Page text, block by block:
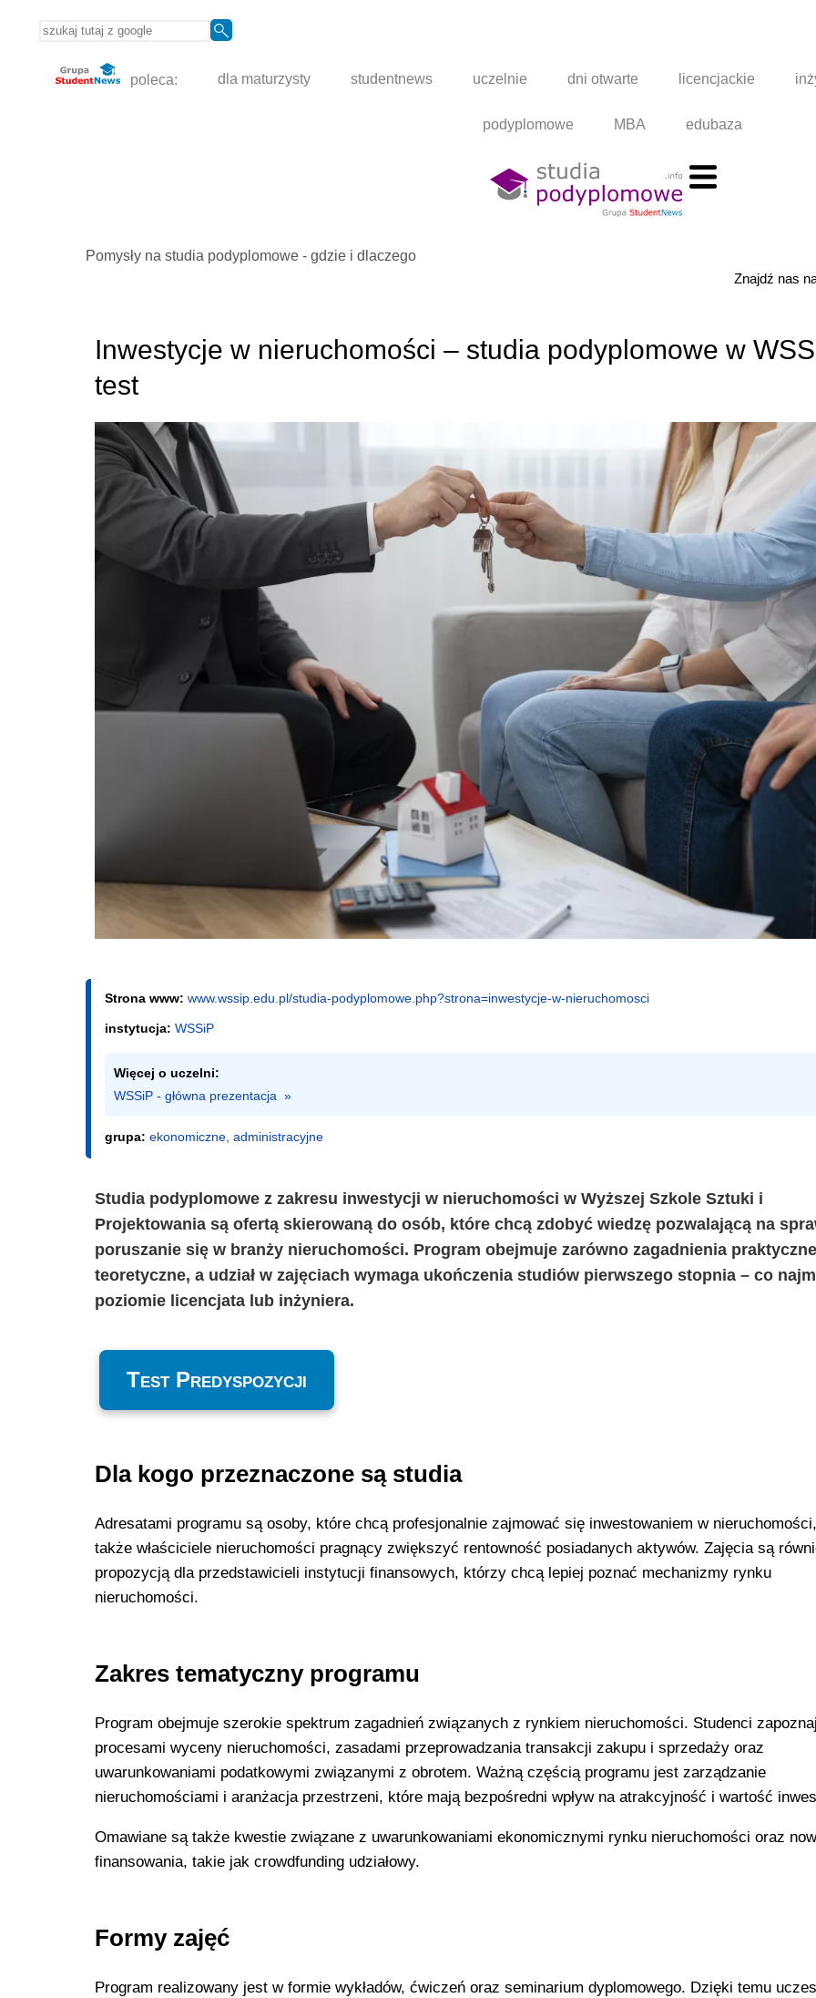
poleca: dla maturzysty studentnews uczelnie dni otwarte licencjackie
podyplomowe MBA edubaza
Pomysły na studia podyplomowe - gdzie i dlaczego
Znajdź nas
Inwestycje w nieruchomości – studia podyplomowe w
test
Strona www: www.wssip.edu.pl/studia-podyplomowe.php?strona=inwestycje-w-nieruchomosci
instytucja: WSSiP
Więcej o uczelni:
WSSiP - główna prezentacja  »
grupa: ekonomiczne, administracyjne
Studia podyplomowe z zakresu inwestycji w nieruchomości w Wyższej Szkole Sztuki i
Projektowania są ofertą skierowaną do osób, które chcą zdobyć wiedzę pozwalającą na
poruszanie się w branży nieruchomości. Program obejmuje zarówno zagadnienia
teoretyczne, a udział w zajęciach wymaga ukończenia studiów pierwszego stopnia – co
poziomie licencjata lub inżyniera.
Test Predyspozycji
Dla kogo przeznaczone są studia
Adresatami programu są osoby, które chcą profesjonalnie zajmować się inwestowaniem w
także właściciele nieruchomości pragnący zwiększyć rentowność posiadanych aktywów. Zajęcia są
propozycją dla przedstawicieli instytucji finansowych, którzy chcą lepiej poznać mechanizmy rynku
nieruchomości.
Zakres tematyczny programu
Program obejmuje szerokie spektrum zagadnień związanych z rynkiem nieruchomości. Studenci
procesami wyceny nieruchomości, zasadami przeprowadzania transakcji zakupu i sprzedaży oraz
uwarunkowaniami podatkowymi związanymi z obrotem. Ważną częścią programu jest zarządzanie
nieruchomościami i aranżacja przestrzeni, które mają bezpośredni wpływ na atrakcyjność i wartość
Omawiane są także kwestie związane z uwarunkowaniami ekonomicznymi rynku nieruchomości oraz
finansowania, takie jak crowdfunding udziałowy.
Formy zajęć
Program realizowany jest w formie wykładów, ćwiczeń oraz seminarium dyplomowego. Dzięki temu